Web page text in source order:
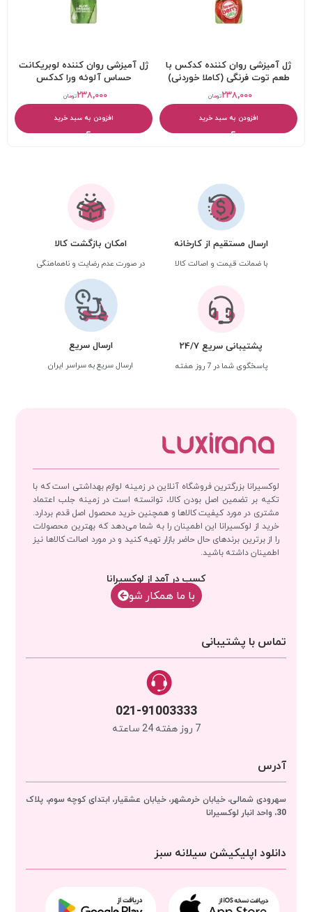
ژل آمیزشی روان کننده کدکس با
طعم توت فرنگی (کاملا خوردنی)
تومان۲۳۸,۰۰۰
افزودن به سبد خرید
ژل آمیزشی روان کننده لوبریکانت
حساس آلوئه ورا کدکس
تومان۲۳۸,۰۰۰
افزودن به سبد خرید
ارسال مستقیم از کارخانه
با ضمانت قیمت و اصالت کالا
امکان بازگشت کالا
در صورت عدم رضایت و ناهماهنگی
پشتیبانی سریع 24/7
پاسخگوی شما در 7 روز هفته
ارسال سریع
ارسال سریع به سراسر ایران
لوکسیرانا بزرگترین فروشگاه آنلاین در زمینه لوازم بهداشتی است که با
تکیه بر تضمین اصل بودن کالا، توانسته است در زمینه جلب اعتماد
مشتری در مورد کیفیت کالاها و همچنین خرید محصول اصل قدم بردارد.
خرید از لوکسیرانا این اطمینان را به شما می‌دهد که بهترین محصولات
را از برترین برندهای حال حاضر بازار تهیه کنید و در مورد اصالت کالاها نیز
اطمینان داشته باشید.
کسب در آمد از لوکسیرانا
با‌‌ ما همکار شو
تماس با پشتیبانی
021-91003333
7 روز هفته 24 ساعته
آدرس
سهرودی شمالی، خیابان خرمشهر، خیابان عشقیار، ابتدای کوچه سوم، پلاک
30، واحد انبار
لوکسیرانا
دانلود اپلیکیشن سیلانه سبز